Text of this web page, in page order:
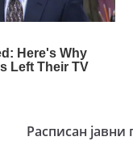
Расписан јавни